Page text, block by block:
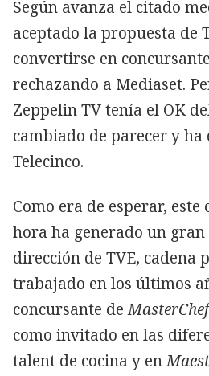
Según avanza el citado
aceptado la propuesta de
convertirse en
rechazando a Mediaset.
Zeppelin TV tenía el OK
cambiado de parecer y ha
Telecinco.
Como era de esperar,
hora ha generado un
dirección de TVE, cadena
trabajado en los últimos
concursante de
como invitado en las
talent de cocina y en